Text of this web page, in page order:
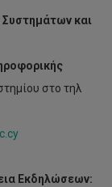
Συστημάτων και
στο τηλ
Eκδηλώσεων: